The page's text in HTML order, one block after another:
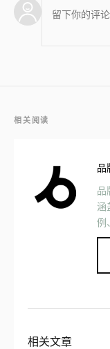
相关阅读
品
品
涵
例
社
展。 品牌星球致力
相关文章